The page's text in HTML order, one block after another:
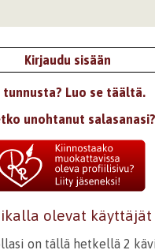
Kirjaudu sisään
tunnusta? Luo se täältä.
unohtanut salasanasi?
olevat käyttäjät
on tällä hetkellä 2